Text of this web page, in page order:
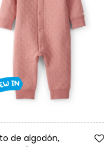
de algodón,